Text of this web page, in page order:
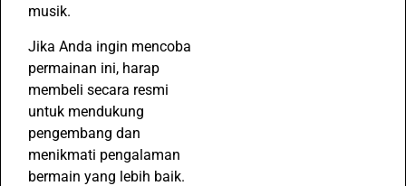
musik.
Jika Anda ingin mencoba
permainan ini, harap
membeli secara resmi
untuk mendukung
pengembang dan
menikmati pengalaman
bermain yang lebih baik.